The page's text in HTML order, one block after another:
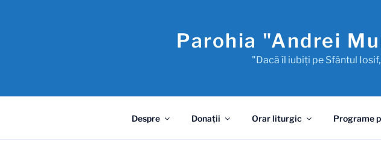
Parohia "Andrei
"Dacă îl iubiţi pe Sfântul
Despre Donaţii Orar liturgic Programe